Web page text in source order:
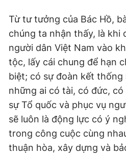
Từ tư tưởng của Bác Hồ,
chúng ta nhận thấy, là khi
người dân Việt Nam vào
tộc, lấy cái chung để hạn
biệt; có sự đoàn kết
những ai có tài, có đức,
sự Tổ quốc và phục vụ
sẽ luôn là động lực có ý
trong công cuộc cùng
thuận hòa, xây dựng và